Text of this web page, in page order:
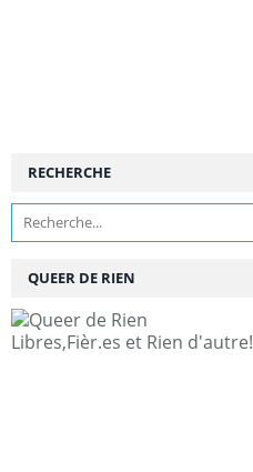
RECHERCHE
QUEER DE RIEN
Libres,Fièr.es et Rien d'autre!